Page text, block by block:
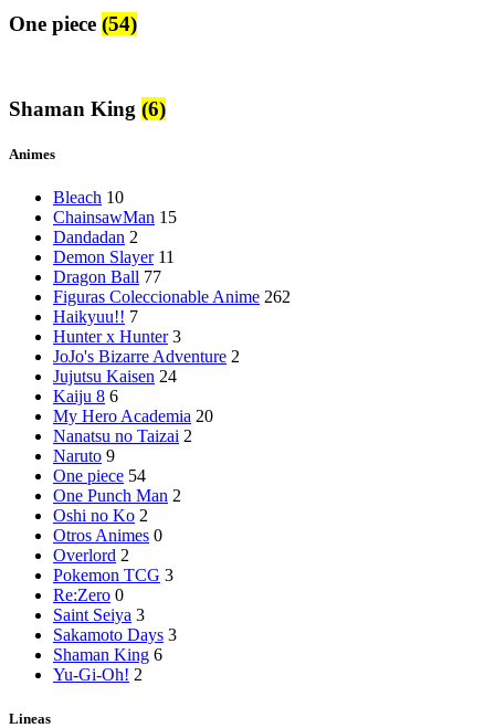
One piece (54)
Shaman King (6)
Animes
Bleach 10
ChainsawMan 15
Dandadan 2
Demon Slayer 11
Dragon Ball 77
Figuras Coleccionable Anime 262
Haikyuu!! 7
Hunter x Hunter 3
JoJo's Bizarre Adventure 2
Jujutsu Kaisen 24
Kaiju 8 6
My Hero Academia 20
Nanatsu no Taizai 2
Naruto 9
One piece 54
One Punch Man 2
Oshi no Ko 2
Otros Animes 0
Overlord 2
Pokemon TCG 3
Re:Zero 0
Saint Seiya 3
Sakamoto Days 3
Shaman King 6
Yu-Gi-Oh! 2
Lineas